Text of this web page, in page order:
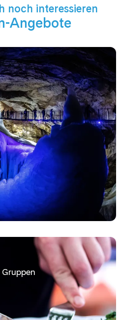
noch interessieren
Angebote